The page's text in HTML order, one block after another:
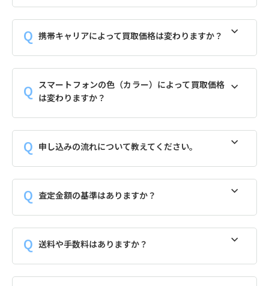
携帯キャリアによって買取価格は変わりますか？
スマートフォンの色（カラー）によって買取価格
は変わりますか？
申し込みの流れについて教えてください。
査定金額の基準はありますか？
送料や手数料はありますか？